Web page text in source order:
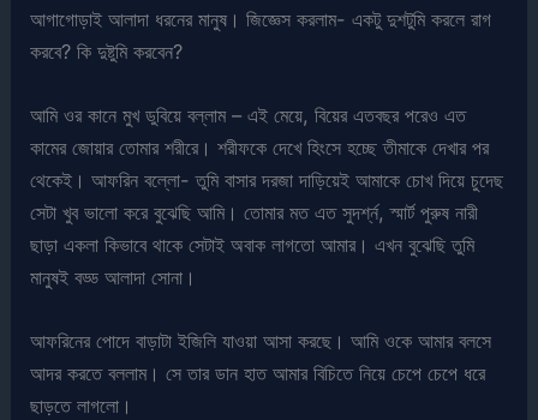
আগাগোড়াই আলাদা ধরনের মানুষ। জিজ্ঞেস করলাম- একটু দুশটুমি করলে রাগ
করবে? কি দুষ্টুমি করবেন?
আমি ওর কানে মুখ ডুবিয়ে বল্লাম – এই মেয়ে, বিয়ের এতবছর পরেও এত
কামের জোয়ার তোমার শরীরে। শরীফকে দেখে হিংসে হচ্ছে তীমাকে দেখার পর
থেকেই। আফরিন বল্লো- তুমি বাসার দরজা দাড়িয়েই আমাকে চোখ দিয়ে চুদেছ
সেটা খুব ভালো করে বুঝেছি আমি। তোমার মত এত সুদর্শ্ন, স্মার্ট পুরুষ নারী
ছাড়া একলা কিভাবে থাকে সেটাই অবাক লাগতো আমার। এখন বুঝেছি তুমি
মানুষই বড্ড আলাদা সোনা।
আফরিনের পোদে বাড়াটা ইজিলি যাওয়া আসা করছে। আমি ওকে আমার বলসে
আদর করতে বললাম। সে তার ডান হাত আমার বিচিতে নিয়ে চেপে চেপে ধরে
ছাড়তে লাগলো।